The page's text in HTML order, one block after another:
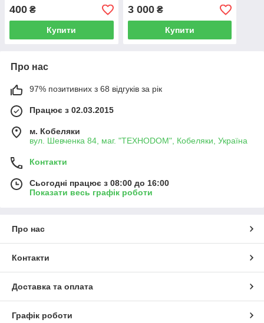
400 ₴
Купити
3 000₴
Купити
Про нас
97% позитивних з 68 відгуків за рік
Працює з 02.03.2015
м. Кобеляки
вул. Шевченка 84, маг. "ТЕХНОDOM", Кобеляки, Україна
Контакти
Сьогодні працює з 08:00 до 16:00
Показати весь графік роботи
Про нас
Контакти
Доставка та оплата
Графік роботи